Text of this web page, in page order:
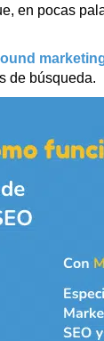
en pocas
de búsqueda.